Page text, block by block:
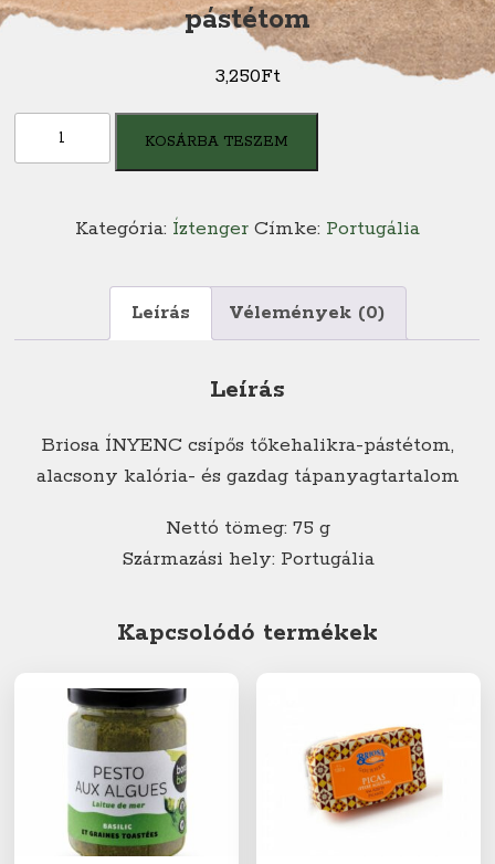
pástétom
3,250Ft
BRIOSA
ÍNYENC
pástétom
KOSÁRBA TESZEM
Kategória: Íztenger Címke: Portugália
Leírás Vélemények (0)
Leírás
Briosa ÍNYENC csípős tőkehalikra-pástétom,
alacsony kalória- és gazdag tápanyagtartalom
Nettó tömeg: 75 g
Származási hely: Portugália
Kapcsolódó termékek